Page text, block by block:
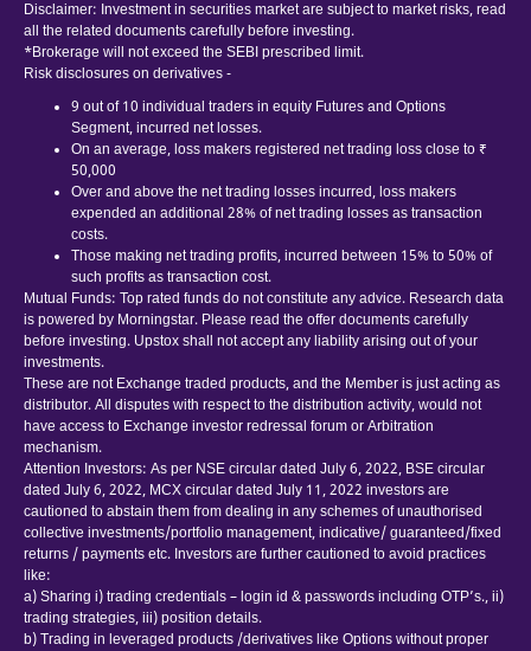
Disclaimer: Investment in securities market are subject to market risks, read
all the related documents carefully before investing.
*Brokerage will not exceed the SEBI prescribed limit.
Risk disclosures on derivatives -
9 out of 10 individual traders in equity Futures and Options
Segment, incurred net losses.
On an average, loss makers registered net trading loss close to ₹
50,000
Over and above the net trading losses incurred, loss makers
expended an additional 28% of net trading losses as transaction
costs.
Those making net trading profits, incurred between 15% to 50% of
such profits as transaction cost.
Mutual Funds: Top rated funds do not constitute any advice. Research data
is powered by Morningstar. Please read the offer documents carefully
before investing. Upstox shall not accept any liability arising out of your
investments.
These are not Exchange traded products, and the Member is just acting as
distributor. All disputes with respect to the distribution activity, would not
have access to Exchange investor redressal forum or Arbitration
mechanism.
Attention Investors: As per NSE circular dated July 6, 2022, BSE circular
dated July 6, 2022, MCX circular dated July 11, 2022 investors are
cautioned to abstain them from dealing in any schemes of unauthorised
collective investments/portfolio management, indicative/ guaranteed/fixed
returns / payments etc. Investors are further cautioned to avoid practices
like:
a) Sharing i) trading credentials – login id & passwords including OTP’s., ii)
trading strategies, iii) position details.
b) Trading in leveraged products /derivatives like Options without proper